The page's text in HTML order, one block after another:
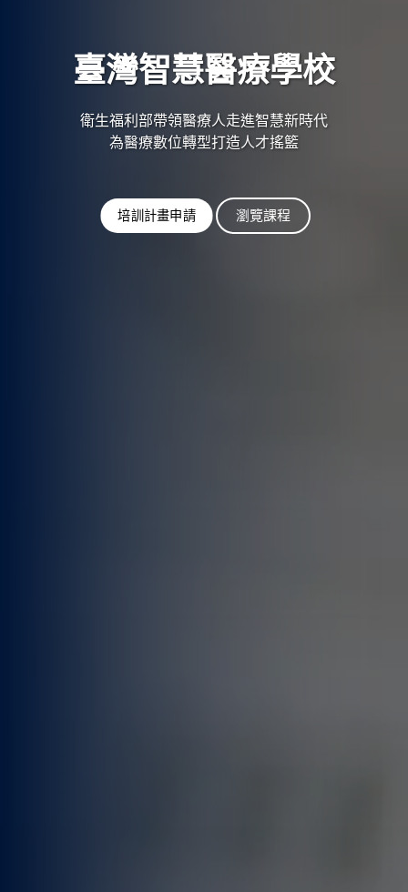
臺灣智慧醫療學校
衛生福利部帶領醫療人走進智慧新時代
為醫療數位轉型打造人才搖籃
培訓計畫申請 瀏覽課程